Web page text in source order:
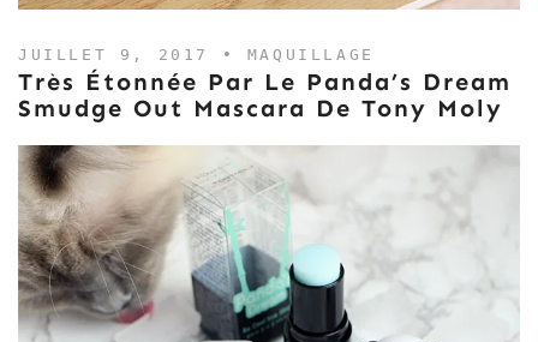
JUILLET 9, 2017 • MAQUILLAGE
Très Étonnée Par Le Panda’s Dream
Smudge Out Mascara De Tony Moly